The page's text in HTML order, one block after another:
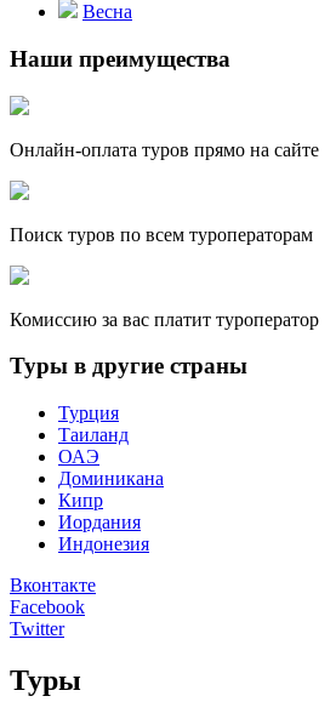
Весна
Наши преимущества
Онлайн-оплата туров прямо на сайте
Поиск туров по всем туроператорам
Комиссию за вас платит туроператор
Туры в другие страны
Турция
Таиланд
ОАЭ
Доминикана
Кипр
Иордания
Индонезия
Вконтакте
Facebook
Twitter
Туры